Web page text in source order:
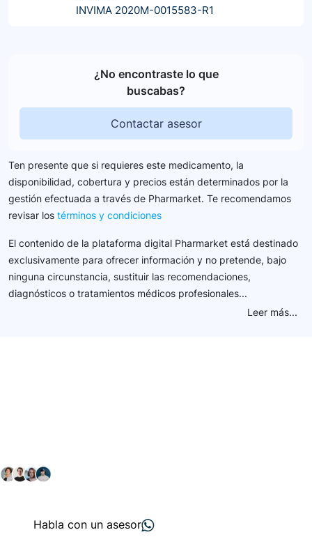
INVIMA 2020M-0015583-R1
¿No encontraste lo que
buscabas?
Contactar asesor
Ten presente que si requieres este medicamento, la
disponibilidad, cobertura y precios están determinados por la
gestión efectuada a través de Pharmarket. Te recomendamos
revisar los términos y condiciones
El contenido de la plataforma digital Pharmarket está destinado
exclusivamente para ofrecer información y no pretende, bajo
ninguna circunstancia, sustituir las recomendaciones,
diagnósticos o tratamientos médicos profesionales...
Leer más...
Habla con un asesor